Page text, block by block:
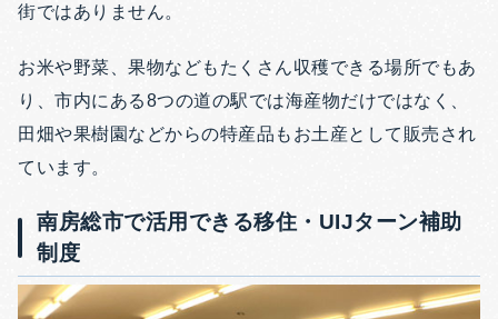
街ではありません。
お米や野菜、果物などもたくさん収穫できる場所でもあ
り、市内にある8つの道の駅では海産物だけではなく、
田畑や果樹園などからの特産品もお土産として販売され
ています。
南房総市で活用できる移住・UIJターン補助
制度